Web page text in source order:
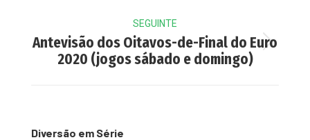
SEGUINTE
Next
post:
Antevisão dos Oitavos-de-Final do Euro
2020 (jogos sábado e domingo)
Diversão em Série